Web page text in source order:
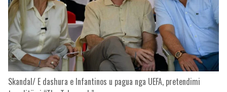
Skandal/ E dashura e Infantinos u pagua nga UEFA, pretendimi